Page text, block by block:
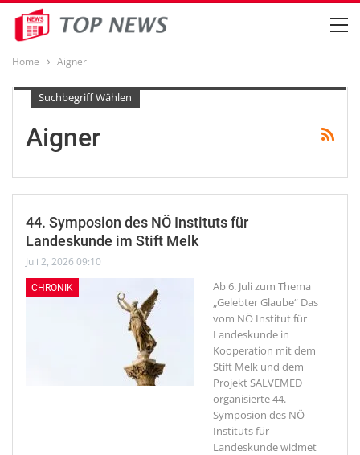
Home Aigner
Suchbegriff Wählen
Aigner
44. Symposion des NÖ Instituts für
Landeskunde im Stift Melk
Juli 2, 2026 09:10
CHRONIK
Ab 6. Juli zum Thema
„Gelebter Glaube“ Das
vom NÖ Institut für
Landeskunde in
Kooperation mit dem
Stift Melk und dem
Projekt SALVEMED
organisierte 44.
Symposion des NÖ
Instituts für
Landeskunde widmet